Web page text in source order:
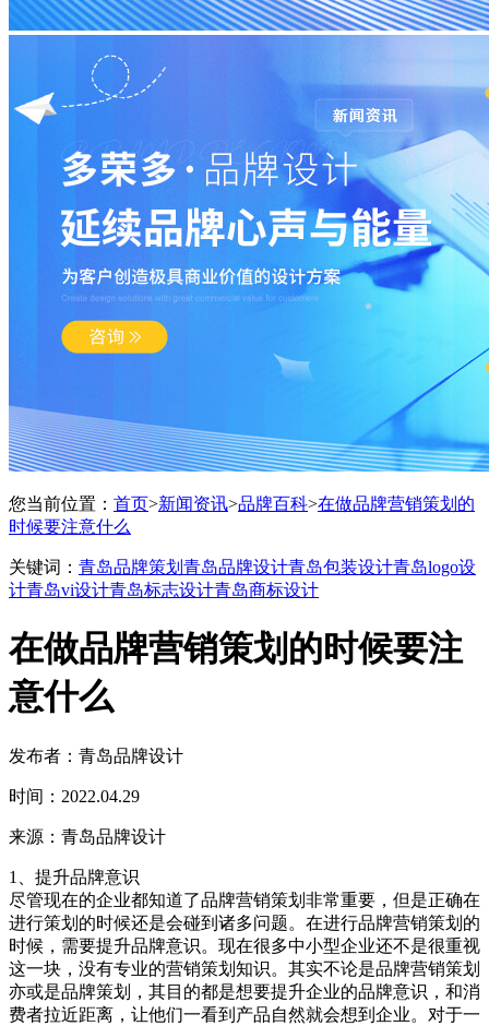
您当前位置： 首页>新闻资讯>品牌百科>在做品牌营销策划的
时候要注意什么
关键词： 青岛品牌策划 青岛品牌设计青岛包装设计青岛logo设
计青岛vi设计青岛标志设计青岛商标设计
在做品牌营销策划的时候要注
意什么
发布者：青岛品牌设计
时间：2022.04.29
来源：青岛品牌设计
1、提升品牌意识
尽管现在的企业都知道了品牌营销策划非常重要，但是正确在
进行策划的时候还是会碰到诸多问题。在进行品牌营销策划的
时候，需要提升品牌意识。现在很多中小型企业还不是很重视
这一块，没有专业的营销策划知识。其实不论是品牌营销策划
亦或是品牌策划，其目的都是想要提升企业的品牌意识，和消
费者拉近距离，让他们一看到产品自然就会想到企业。对于一